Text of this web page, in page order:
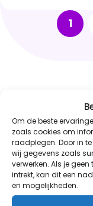
Om de beste
zoals cookies om
raadplegen. Door in
wij gegevens zoals
verwerken. Als je
intrekt, kan dit een
en mogelijkheden.
komen
voor jou!
1
Open
Geen